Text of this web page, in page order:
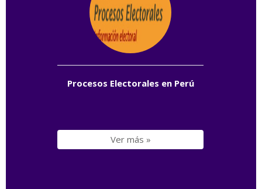
Procesos Electorales en Perú
Ver más »